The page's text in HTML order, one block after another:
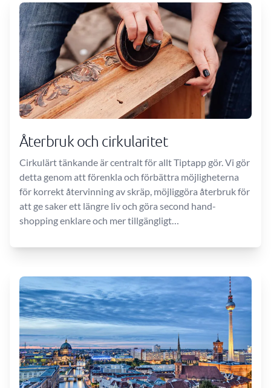
Återbruk och cirkularitet
Cirkulärt tänkande är centralt för allt Tiptapp gör. Vi gör
detta genom att förenkla och förbättra möjligheterna
för korrekt återvinning av skräp, möjliggöra återbruk för
att ge saker ett längre liv och göra second hand-
shopping enklare och mer tillgängligt…